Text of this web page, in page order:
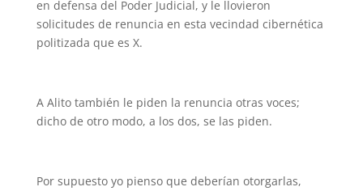
en defensa del Poder Judicial, y le llovieron
solicitudes de renuncia en esta vecindad cibernética
politizada que es X.
A Alito también le piden la renuncia otras voces;
dicho de otro modo, a los dos, se las piden.
Por supuesto yo pienso que deberían otorgarlas,